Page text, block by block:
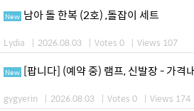
New 남아 돌 한복 (2호) ,돌잡이 세트
Lydia | 2026.08.03 | Votes 0 | Views 107
New [팝니다] (예약 중) 램프, 신발장 - 가격
gygyerin | 2026.08.03 | Votes 0 | Views 174